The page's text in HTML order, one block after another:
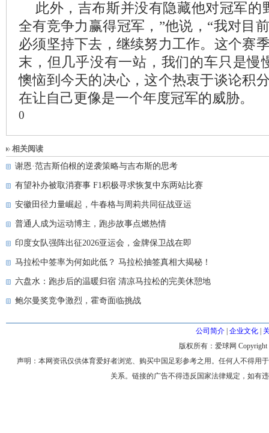
此外，吉布斯并没有隐藏他对冠军的
全有竞争力赢得冠军，”他说，“我对目
必须坚持下去，继续努力工作。这个赛
末，但几乎没有一站，我们的车只是慢
懊恼到今天的决心，这个热衷于谈论积
在让自己更像是一个年度冠军的威胁。
0
相关阅读
谢恩·范吉斯伯根的逆袭策略与吉布斯的思考
有望补办被取消赛事 F1积极寻求恢复中东两站比赛
安徽田径力量崛起，牛春格与周莉共同征战亚运
普通人成为运动博主，跑步故事点燃热情
印度女队强阵出征2026亚运会，金牌保卫战在即
马拉松中签率为何如此低？ 马拉松抽签真相大揭秘！
六盘水：跑步后的温暖归宿 清凉马拉松的完美休憩地
鲍尔曼奖竞争激烈，霍奇面临挑战
公司简介 企业文化
版权所有：爱球网
声明：本网资讯仅供体育爱好者浏览、购买中国足彩参考之用。任何人不得用
关系。链接的广告不得违反国家法律规定，如有